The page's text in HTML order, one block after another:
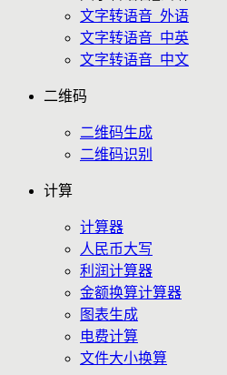
文字转语音_外语
文字转语音_中英
文字转语音_中文
二维码
二维码生成
二维码识别
计算
计算器
人民币大写
利润计算器
金额换算计算器
图表生成
电费计算
文件大小换算